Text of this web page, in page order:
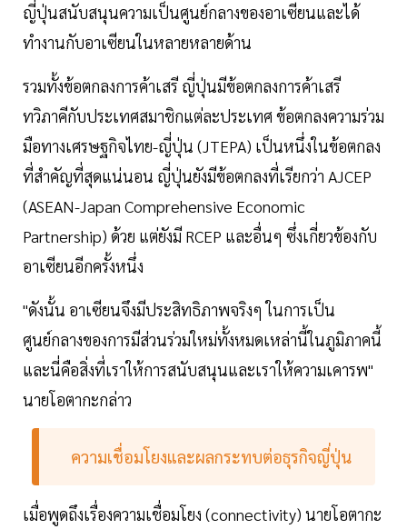
ญี่ปุ่นสนับสนุนความเป็นศูนย์กลางของอาเซียนและได้
ทำงานกับอาเซียนในหลายหลายด้าน
รวมทั้งข้อตกลงการค้าเสรี ญี่ปุ่นมีข้อตกลงการค้าเสรี
ทวิภาคีกับประเทศสมาชิกแต่ละประเทศ ข้อตกลงความร่วม
มือทางเศรษฐกิจไทย-ญี่ปุ่น (JTEPA) เป็นหนึ่งในข้อตกลง
ที่สำคัญที่สุดแน่นอน ญี่ปุ่นยังมีข้อตกลงที่เรียกว่า AJCEP
(ASEAN-Japan Comprehensive Economic
Partnership) ด้วย แต่ยังมี RCEP และอื่นๆ ซึ่งเกี่ยวข้องกับ
อาเซียนอีกครั้งหนึ่ง
"ดังนั้น อาเซียนจึงมีประสิทธิภาพจริงๆ ในการเป็น
ศูนย์กลางของการมีส่วนร่วมใหม่ทั้งหมดเหล่านี้ในภูมิภาคนี้
และนี่คือสิ่งที่เราให้การสนับสนุนและเราให้ความเคารพ"
นายโอตากะกล่าว
ความเชื่อมโยงและผลกระทบต่อธุรกิจญี่ปุ่น
เมื่อพูดถึงเรื่องความเชื่อมโยง (connectivity) นายโอตากะ